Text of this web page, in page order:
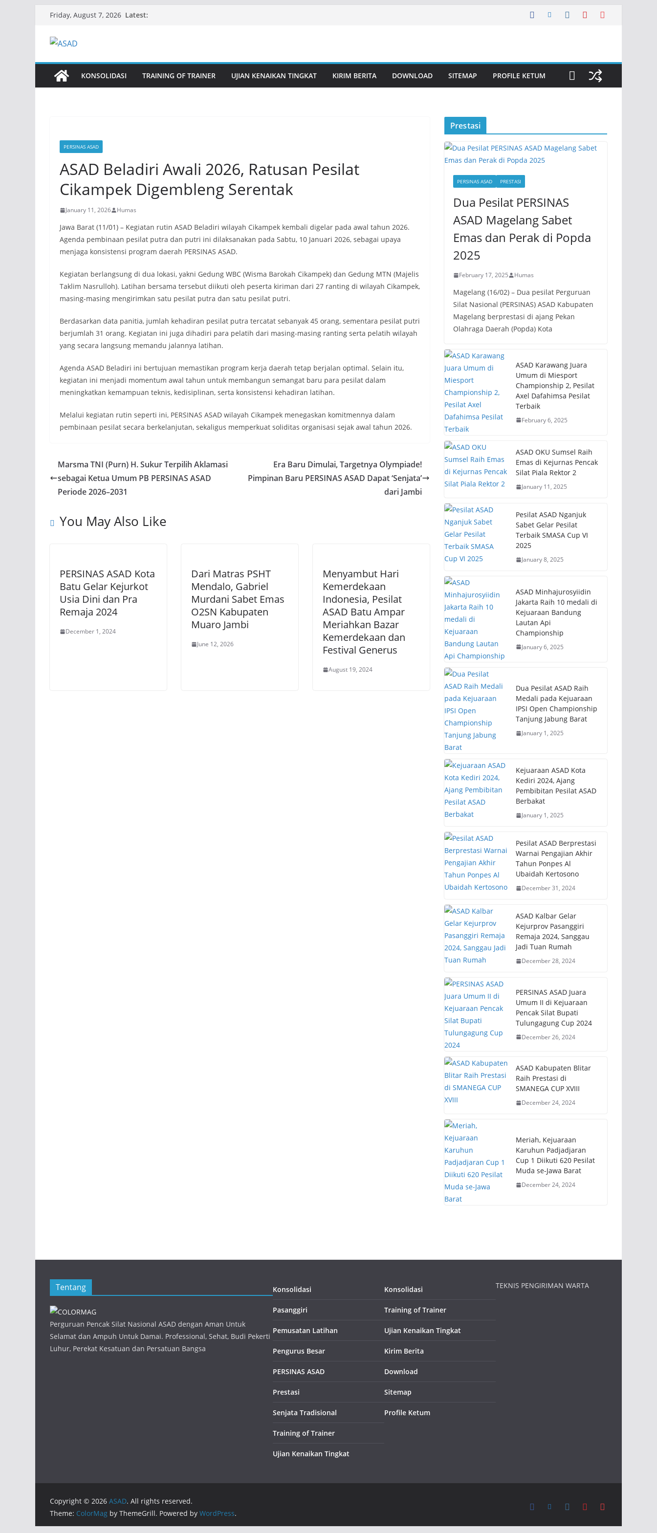
content
Friday, August 7, 2026 Latest:
KONSOLIDASI TRAINING OF TRAINER UJIAN KENAIKAN TINGKAT KIRIM BERITA DOWNLOAD SITEMAP PROFILE KETUM
PERSINAS ASAD
ASAD Beladiri Awali 2026, Ratusan Pesilat
Cikampek Digembleng Serentak
January 11, 2026 Humas
Jawa Barat (11/01) – Kegiatan rutin ASAD Beladiri wilayah Cikampek kembali digelar pada awal tahun 2026.
Agenda pembinaan pesilat putra dan putri ini dilaksanakan pada Sabtu, 10 Januari 2026, sebagai upaya
menjaga konsistensi program daerah PERSINAS ASAD.
Kegiatan berlangsung di dua lokasi, yakni Gedung WBC (Wisma Barokah Cikampek) dan Gedung MTN (Majelis
Taklim Nasrulloh). Latihan bersama tersebut diikuti oleh peserta kiriman dari 27 ranting di wilayah Cikampek,
masing-masing mengirimkan satu pesilat putra dan satu pesilat putri.
Berdasarkan data panitia, jumlah kehadiran pesilat putra tercatat sebanyak 45 orang, sementara pesilat putri
berjumlah 31 orang. Kegiatan ini juga dihadiri para pelatih dari masing-masing ranting serta pelatih wilayah
yang secara langsung memandu jalannya latihan.
Agenda ASAD Beladiri ini bertujuan memastikan program kerja daerah tetap berjalan optimal. Selain itu,
kegiatan ini menjadi momentum awal tahun untuk membangun semangat baru para pesilat dalam
meningkatkan kemampuan teknis, kedisiplinan, serta konsistensi kehadiran latihan.
Melalui kegiatan rutin seperti ini, PERSINAS ASAD wilayah Cikampek menegaskan komitmennya dalam
pembinaan pesilat secara berkelanjutan, sekaligus memperkuat soliditas organisasi sejak awal tahun 2026.
Marsma TNI (Purn) H. Sukur Terpilih Aklamasi
sebagai Ketua Umum PB PERSINAS ASAD
Periode 2026–2031
Era Baru Dimulai, Targetnya Olympiade!
Pimpinan Baru PERSINAS ASAD Dapat ‘Senjata’
dari Jambi
You May Also Like
PERSINAS ASAD Kota
Batu Gelar Kejurkot
Usia Dini dan Pra
Remaja 2024
December 1, 2024
Dari Matras PSHT
Mendalo, Gabriel
Murdani Sabet Emas
O2SN Kabupaten
Muaro Jambi
June 12, 2026
Menyambut Hari
Kemerdekaan
Indonesia, Pesilat
ASAD Batu Ampar
Meriahkan Bazar
Kemerdekaan dan
Festival Generus
August 19, 2024
Prestasi
PERSINAS ASAD PRESTASI
Dua Pesilat PERSINAS
ASAD Magelang Sabet
Emas dan Perak di Popda
2025
February 17, 2025 Humas
Magelang (16/02) – Dua pesilat Perguruan
Silat Nasional (PERSINAS) ASAD Kabupaten
Magelang berprestasi di ajang Pekan
Olahraga Daerah (Popda) Kota
ASAD Karawang Juara
Umum di Miesport
Championship 2, Pesilat
Axel Dafahimsa Pesilat
Terbaik
February 6, 2025
ASAD OKU Sumsel Raih
Emas di Kejurnas Pencak
Silat Piala Rektor 2
January 11, 2025
Pesilat ASAD Nganjuk
Sabet Gelar Pesilat
Terbaik SMASA Cup VI
2025
January 8, 2025
ASAD Minhajurosyiidin
Jakarta Raih 10 medali di
Kejuaraan Bandung
Lautan Api
Championship
January 6, 2025
Dua Pesilat ASAD Raih
Medali pada Kejuaraan
IPSI Open Championship
Tanjung Jabung Barat
January 1, 2025
Kejuaraan ASAD Kota
Kediri 2024, Ajang
Pembibitan Pesilat ASAD
Berbakat
January 1, 2025
Pesilat ASAD Berprestasi
Warnai Pengajian Akhir
Tahun Ponpes Al
Ubaidah Kertosono
December 31, 2024
ASAD Kalbar Gelar
Kejurprov Pasanggiri
Remaja 2024, Sanggau
Jadi Tuan Rumah
December 28, 2024
PERSINAS ASAD Juara
Umum II di Kejuaraan
Pencak Silat Bupati
Tulungagung Cup 2024
December 26, 2024
ASAD Kabupaten Blitar
Raih Prestasi di
SMANEGA CUP XVIII
December 24, 2024
Meriah, Kejuaraan
Karuhun Padjadjaran
Cup 1 Diikuti 620 Pesilat
Muda se-Jawa Barat
December 24, 2024
Tentang
Perguruan Pencak Silat Nasional ASAD dengan Aman Untuk
Selamat dan Ampuh Untuk Damai. Professional, Sehat, Budi Pekerti
Luhur, Perekat Kesatuan dan Persatuan Bangsa
Konsolidasi
Pasanggiri
Pemusatan Latihan
Pengurus Besar
PERSINAS ASAD
Prestasi
Senjata Tradisional
Training of Trainer
Ujian Kenaikan Tingkat
Konsolidasi
Training of Trainer
Ujian Kenaikan Tingkat
Kirim Berita
Download
Sitemap
Profile Ketum
TEKNIS PENGIRIMAN WARTA
Copyright © 2026 ASAD. All rights reserved.
Theme: ColorMag by ThemeGrill. Powered by WordPress.